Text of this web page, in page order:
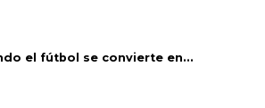
el fútbol se convierte en...